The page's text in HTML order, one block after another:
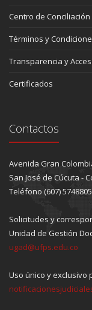
Centro de Conciliación
Términos y
Transparencia y
Certificados
Contactos
Avenida Gran
San José de Cúcuta -
Teléfono (607) 5748805
Solicitudes y
Unidad de Gestión
ugad@ufps.edu.co
Uso único y exclusivo